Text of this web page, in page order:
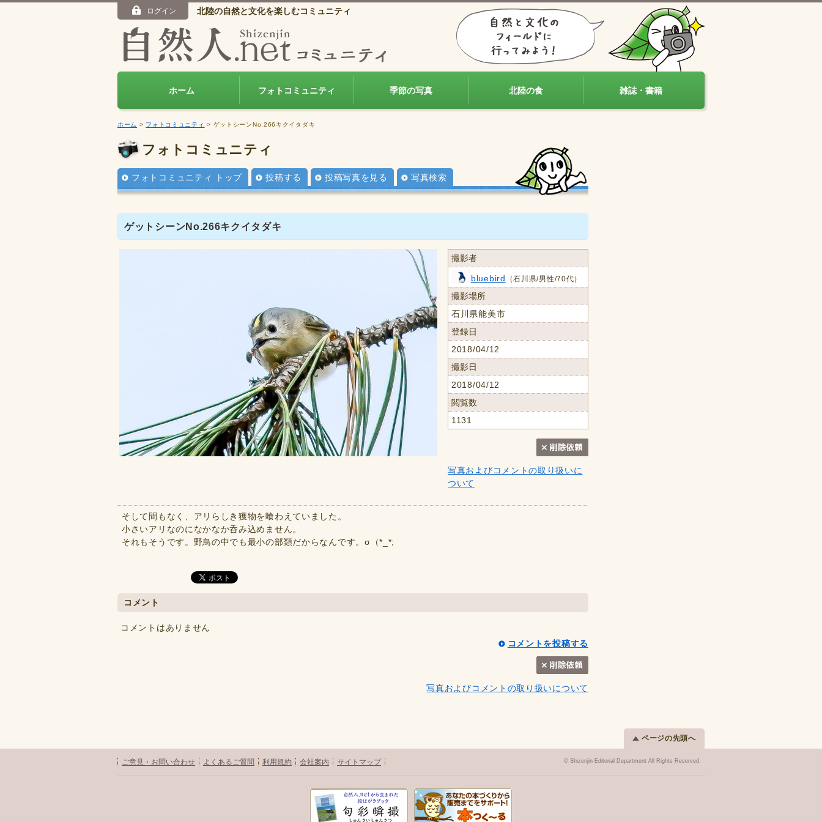
ログイン 北陸の自然と文化を楽しむコミュニティ
ホーム フォトコミュニティ 季節の写真 北陸の食 雑誌・書籍
ホーム > フォトコミュニティ > ゲットシーンNo.266キクイタダキ
フォトコミュニティ
フォトコミュニティ トップ 投稿する 投稿写真を見る 写真検索
ゲットシーンNo.266キクイタダキ
撮影者
bluebird （石川県/男性/70代）
撮影場所
石川県能美市
登録日
2018/04/12
撮影日
2018/04/12
閲覧数
1131
写真およびコメントの取り扱いに
ついて
そして間もなく、アリらしき獲物を喰わえていました。
小さいアリなのになかなか呑み込めません。
それもそうです。野鳥の中でも最小の部類だからなんです。σ（*_*;
コメント
コメントはありません
コメントを投稿する
写真およびコメントの取り扱いについて
ページの先頭へ
ご意見・お問い合わせ よくあるご質問 利用規約 会社案内 サイトマップ © Shizenjin Editorial Department All Rights Reserved.